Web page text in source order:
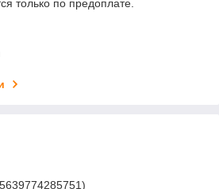
только по предоплате.